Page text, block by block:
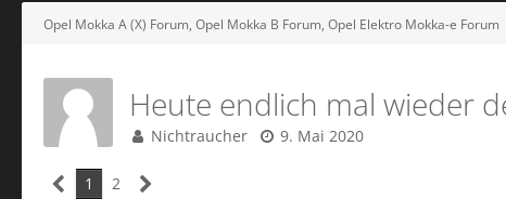
Opel Mokka A (X) Forum, Opel Mokka B Forum, Opel Elektro Mokka-e Forum
Heute endlich mal wieder
Nichtraucher 9. Mai 2020
1 2